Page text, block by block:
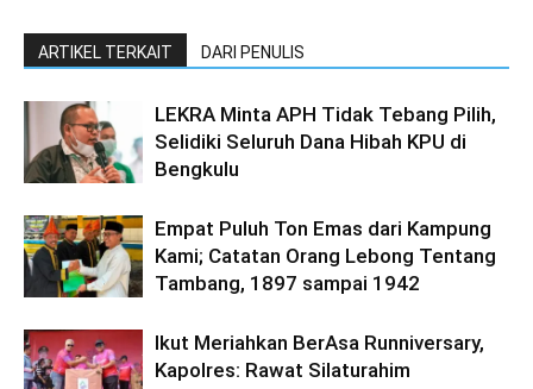
ARTIKEL TERKAIT DARI PENULIS
LEKRA Minta APH Tidak Tebang Pilih,
Selidiki Seluruh Dana Hibah KPU di
Bengkulu
Empat Puluh Ton Emas dari Kampung
Kami; Catatan Orang Lebong Tentang
Tambang, 1897 sampai 1942
Ikut Meriahkan BerAsa Runniversary,
Kapolres: Rawat Silaturahim